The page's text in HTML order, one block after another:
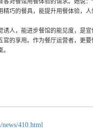
客对餐馆用餐体验的请求。她说
巧的餐具，能提升用餐体验，
诱人，能进步餐馆的能见度，是
的享用。作为餐厅运营者，更
410.html